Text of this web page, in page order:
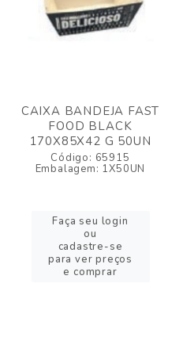
CAIXA BANDEJA FAST
FOOD BLACK
170X85X42 G 50UN
Código: 65915
Embalagem: 1X50UN
Faça seu login
ou
cadastre-se
para ver preços
e comprar